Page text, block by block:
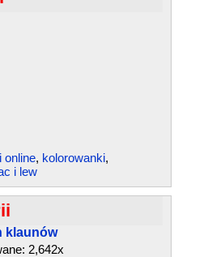
online, kolorowanki,
i lew
klaunów
2,642x